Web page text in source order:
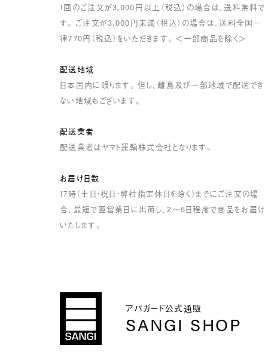
1回のご注文が3,000円以上（税込）の場合は、送料無料で
す。 ご注文が3,000円未満（税込）の場合は、送料全国一
律770円（税込）をいただきます。 ＜一部商品を除く＞
配送地域
日本国内に限ります。 但し、離島及び一部地域で配送でき
ない地域もございます。
配送業者
配送業者はヤマト運輸株式会社となります。
お届け日数
17時（土日・祝日・弊社指定休日を除く）までにご注文の場
合、最短で翌営業日に出荷し、2～5日程度で商品をお届け
いたします。
アパガード公式通販
SANGI SHOP